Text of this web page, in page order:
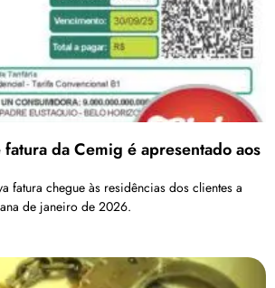
da Cemig é apresentado aos
fatura chegue às residências dos clientes a
de janeiro de 2026.